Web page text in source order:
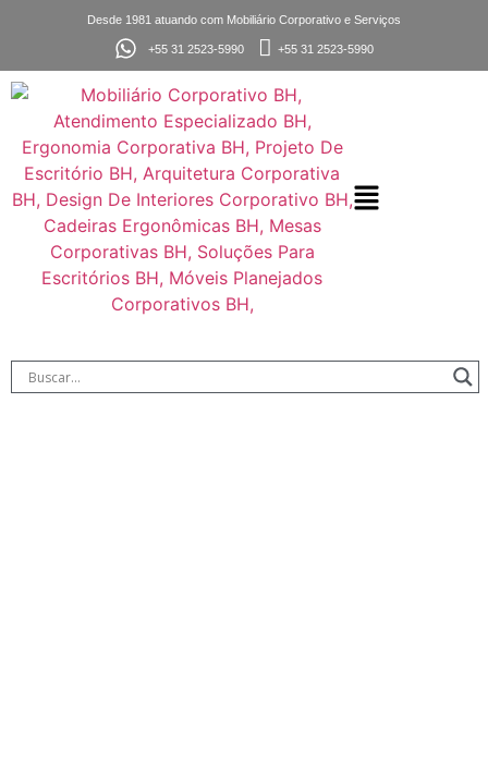
Desde 1981 atuando com Mobiliário Corporativo e Serviços
+55 31 2523-5990 +55 31 2523-5990